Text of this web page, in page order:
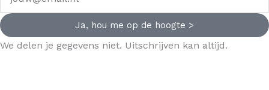
Ja, hou me op de hoogte >
We delen je gegevens niet. Uitschrijven kan altijd.